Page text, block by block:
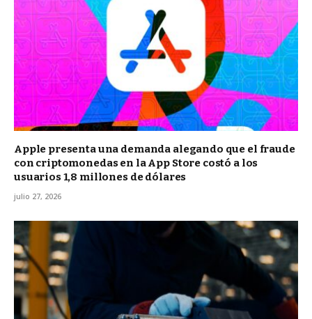
Apple presenta una demanda alegando que el fraude
con criptomonedas en la App Store costó a los
usuarios 1,8 millones de dólares
julio 27, 2026